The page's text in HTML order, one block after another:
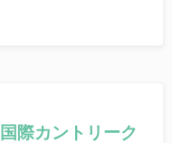
際カントリーク